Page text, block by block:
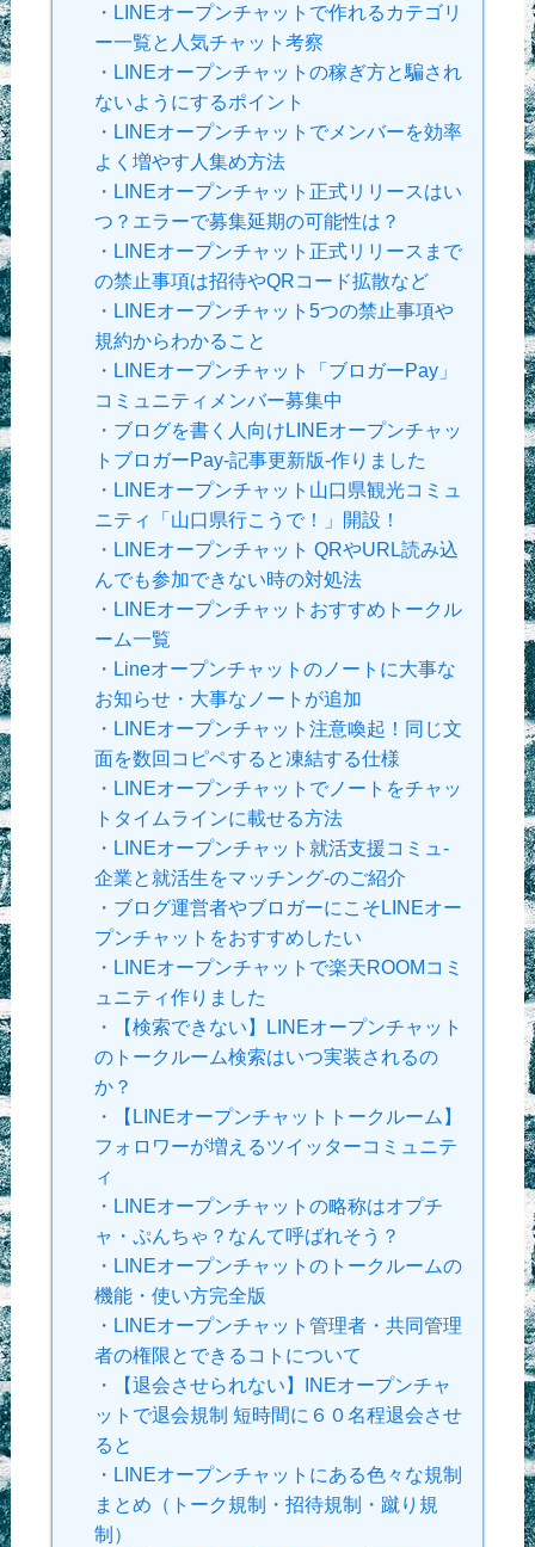
・ LINEオープンチャットで作れるカテゴリ
ー一覧と人気チャット考察
・ LINEオープンチャットの稼ぎ方と騙され
ないようにするポイント
・ LINEオープンチャットでメンバーを効率
よく増やす人集め方法
・ LINEオープンチャット正式リリースはい
つ？エラーで募集延期の可能性は？
・ LINEオープンチャット正式リリースまで
の禁止事項は招待やQRコード拡散など
・ LINEオープンチャット5つの禁止事項や
規約からわかること
・ LINEオープンチャット「ブロガーPay」
コミュニティメンバー募集中
・ ブログを書く人向けLINEオープンチャッ
トブロガーPay-記事更新版-作りました
・ LINEオープンチャット山口県観光コミュ
ニティ「山口県行こうで！」開設！
・ LINEオープンチャット QRやURL読み込
んでも参加できない時の対処法
・ LINEオープンチャットおすすめトークル
ーム一覧
・ Lineオープンチャットのノートに大事な
お知らせ・大事なノートが追加
・ LINEオープンチャット注意喚起！同じ文
面を数回コピペすると凍結する仕様
・ LINEオープンチャットでノートをチャッ
トタイムラインに載せる方法
・ LINEオープンチャット就活支援コミュ-
企業と就活生をマッチング-のご紹介
・ ブログ運営者やブロガーにこそLINEオー
プンチャットをおすすめしたい
・ LINEオープンチャットで楽天ROOMコミ
ュニティ作りました
・
【検索できない】LINEオープンチャット
のトークルーム検索はいつ実装されるの
か？
・
【LINEオープンチャットトークルーム】
フォロワーが増えるツイッターコミュニテ
ィ
・ LINEオープンチャットの略称はオプチ
ャ・ぷんちゃ？なんて呼ばれそう？
・ LINEオープンチャットのトークルームの
機能・使い方完全版
・ LINEオープンチャット管理者・共同管理
者の権限とできるコトについて
・
【退会させられない】INEオープンチャ
ットで退会規制 短時間に６０名程退会させ
ると
・ LINEオープンチャットにある色々な規制
まとめ（トーク規制・招待規制・蹴り規
制）